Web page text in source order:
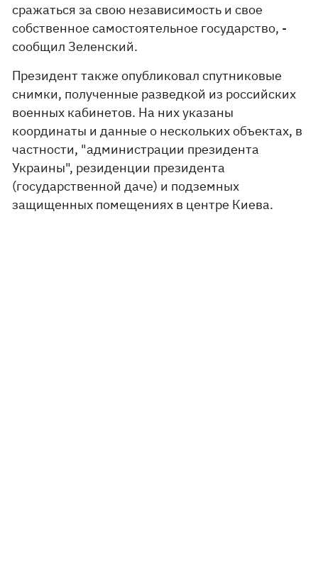
сражаться за свою независимость и свое
собственное самостоятельное государство, -
сообщил Зеленский.
Президент также опубликовал спутниковые
снимки, полученные разведкой из российских
военных кабинетов. На них указаны
координаты и данные о нескольких объектах, в
частности, "администрации президента
Украины", резиденции президента
(государственной даче) и подземных
защищенных помещениях в центре Киева.